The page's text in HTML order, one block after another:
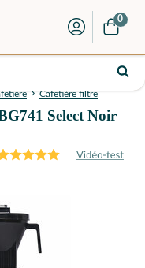
0
Cafetière filtre
Select Noir